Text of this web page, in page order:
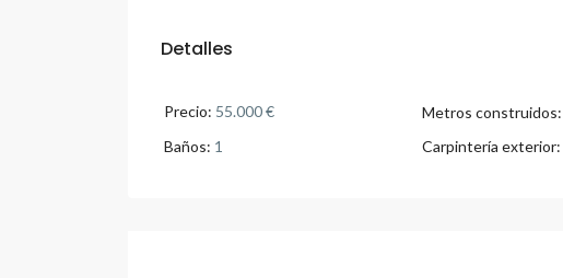
Detalles
Precio: 55.000 € Metros construidos:
Baños: 1 Carpintería exterior: